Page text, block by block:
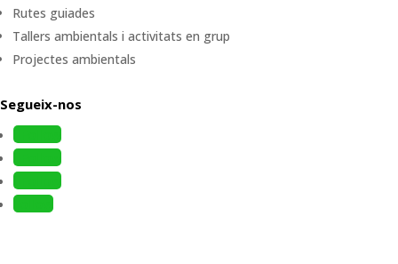
Rutes guiades
Tallers ambientals i activitats en grup
Projectes ambientals
Segueix-nos
Follow
Follow
Follow
Follow